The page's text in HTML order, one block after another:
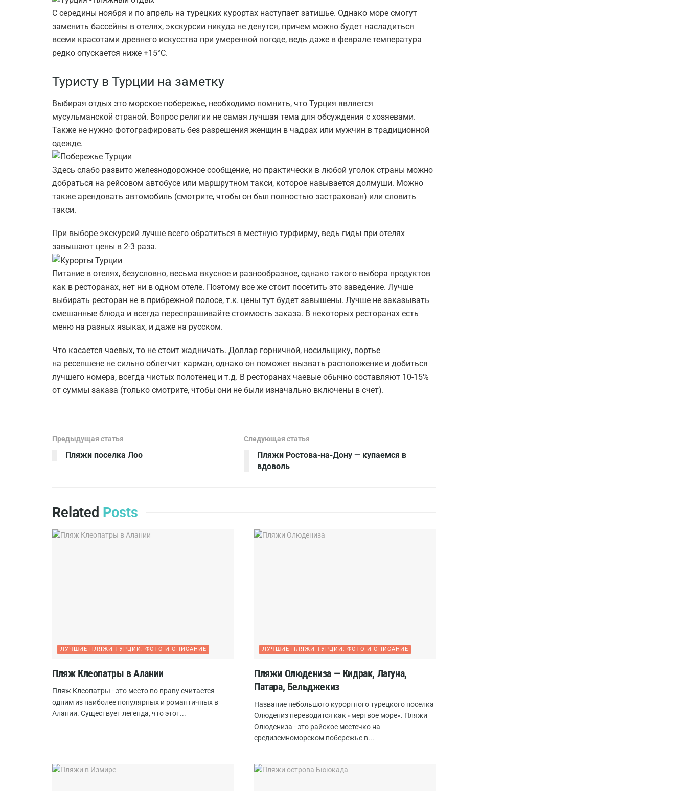
С середины ноября и по апрель на турецких курортах наступает затишье. Однако море смогут
заменить бассейны в отелях, экскурсии никуда не денутся, причем можно будет насладиться
всеми красотами древнего искусства при умеренной погоде, ведь даже в феврале температура
редко опускается ниже +15°С.
Туристу в Турции на заметку
Выбирая отдых это морское побережье, необходимо помнить, что Турция является
мусульманской страной. Вопрос религии не самая лучшая тема для обсуждения с хозяевами.
Также не нужно фотографировать без разрешения женщин в чадрах или мужчин в традиционной
одежде.
Здесь слабо развито железнодорожное сообщение, но практически в любой уголок страны можно
добраться на рейсовом автобусе или маршрутном такси, которое называется долмуши. Можно
также арендовать автомобиль (смотрите, чтобы он был полностью застрахован) или словить
такси.
При выборе экскурсий лучше всего обратиться в местную турфирму, ведь гиды при отелях
завышают цены в 2-3 раза.
Питание в отелях, безусловно, весьма вкусное и разнообразное, однако такого выбора продуктов
как в ресторанах, нет ни в одном отеле. Поэтому все же стоит посетить это заведение. Лучше
выбирать ресторан не в прибрежной полосе, т.к. цены тут будет завышены. Лучше не заказывать
смешанные блюда и всегда переспрашивайте стоимость заказа. В некоторых ресторанах есть
меню на разных языках, и даже на русском.
Что касается чаевых, то не стоит жадничать. Доллар горничной, носильщику, портье
на ресепшене не сильно облегчит карман, однако он поможет вызвать расположение и добиться
лучшего номера, всегда чистых полотенец и т.д. В ресторанах чаевые обычно составляют 10-15%
от суммы заказа (только смотрите, чтобы они не были изначально включены в счет).
Предыдущая статья
Пляжи поселка Лоо
Следующая статья
Пляжи Ростова-на-Дону — купаемся в
вдоволь
Related Posts
ЛУЧШИЕ ПЛЯЖИ ТУРЦИИ: ФОТО И ОПИСАНИЕ
Пляж Клеопатры в Алании
Пляж Клеопатры - это место по праву считается
одним из наиболее популярных и романтичных в
Алании. Существует легенда, что этот...
ЛУЧШИЕ ПЛЯЖИ ТУРЦИИ: ФОТО И ОПИСАНИЕ
Пляжи Олюдениза — Кидрак, Лагуна,
Патара, Бельджекиз
Название небольшого курортного турецкого поселка
Олюдениз переводится как «мертвое море». Пляжи
Олюдениза - это райское местечко на
средиземноморском побережье в...